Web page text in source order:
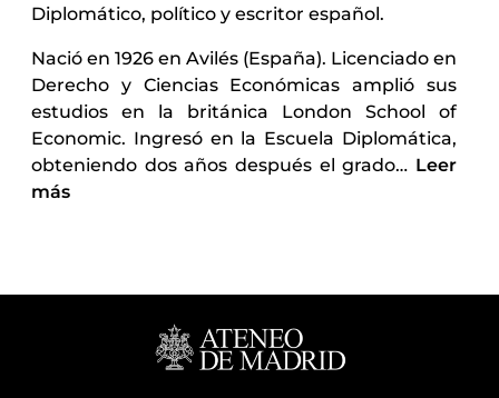
Diplomático, político y escritor español.
Nació en 1926 en Avilés (España). Licenciado en
Derecho y Ciencias Económicas amplió sus
estudios en la británica London School of
Economic. Ingresó en la Escuela Diplomática,
obteniendo dos años después el grado… Leer
más